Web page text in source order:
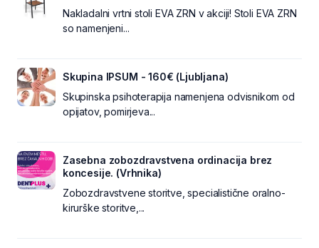
Nakladalni vrtni stoli EVA ZRN v akciji! Stoli EVA ZRN
so namenjeni...
Skupina IPSUM - 160€ (Ljubljana)
Skupinska psihoterapija namenjena odvisnikom od
opijatov, pomirjeva...
Zasebna zobozdravstvena ordinacija brez
koncesije. (Vrhnika)
Zobozdravstvene storitve, specialistične oralno-
kirurške storitve,...